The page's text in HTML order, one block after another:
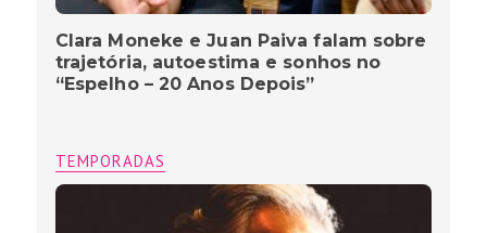
Clara Moneke e Juan Paiva falam sobre
trajetória, autoestima e sonhos no
“Espelho – 20 Anos Depois”
TEMPORADAS